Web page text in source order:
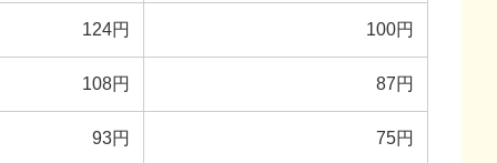
124円 100円
108円 87円
93円 75円